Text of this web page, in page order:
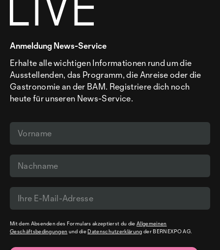
Anmeldung News-Service
Erhalte alle wichtigen Informationen rund um die
Ausstellenden, das Programm, die Anreise oder die
Gastronomie an der BAM. Registriere dich noch
heute für unseren News-Service.
Mit dem Absenden des Formulars akzeptierst du dieAllgemeinen
Geschäftsbedingungen und die Datenschutzerklärung der BERNEXPO AG.